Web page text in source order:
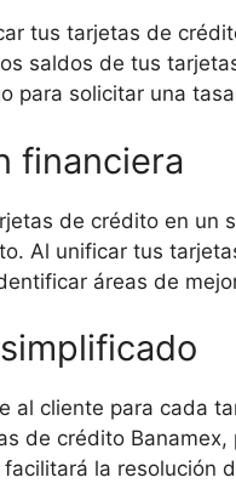
tus tarjetas de
saldos de tus
para solicitar una
financiera
de crédito en un
Al unificar tus
áreas de
al cliente para cada
de crédito Banamex,
la resolución